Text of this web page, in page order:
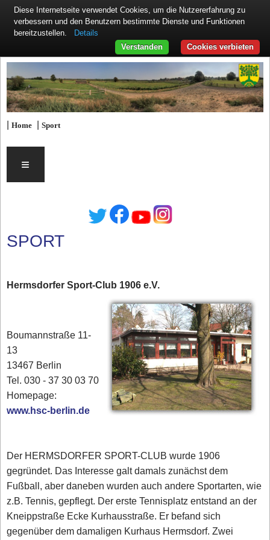
|Home |Sport
≡
SPORT
Hermsdorfer Sport-Club 1906 e.V.
Boumannstraße 11-
13
13467 Berlin
Tel. 030 - 37 30 03 70
‎‎Homepage:
www.hsc-berlin.de
Der HERMSDORFER SPORT-CLUB wurde 1906
gegründet. Das Interesse galt damals zunächst dem
Fußball, aber daneben wurden auch andere Sportarten, wie
z.B. Tennis, gepflegt. Der erste Tennisplatz entstand an der
Kneippstraße Ecke Kurhausstraße. Er befand sich
gegenüber dem damaligen Kurhaus Hermsdorf. Zwei
Diese Internetseite verwendet Cookies, um die Nutzererfahrung zu
verbessern und den Benutzern bestimmte Dienste und Funktionen
bereitzustellen.
Details
Cookies verbieten
Verstanden